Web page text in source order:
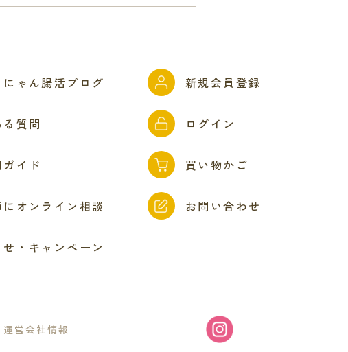
にゃん腸活ブログ
質問
イド
オンライン相談
・キャンペーン
新規会員登録
ログイン
買い物かご
お問い合わせ
運営会社情報